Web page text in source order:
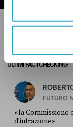
ULTIMI FACT-CHECKING
FUTURO
«la Commissione
d’infrazione»